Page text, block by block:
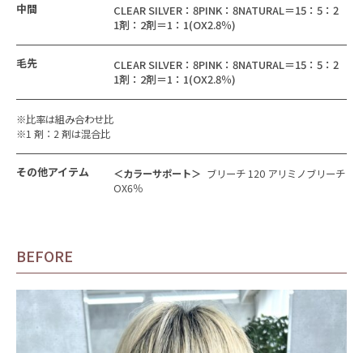
中間
CLEAR SILVER：8PINK：8NATURAL＝15：5：2
1剤：2剤＝1：1(OX2.8％)
毛先
CLEAR SILVER：8PINK：8NATURAL＝15：5：2
1剤：2剤＝1：1(OX2.8％)
※比率は組み合わせ比
※1 剤：2 剤は混合比
その他アイテム ＜カラーサポート＞ ブリーチ 120 アリミノブリーチ
OX6％
BEFORE